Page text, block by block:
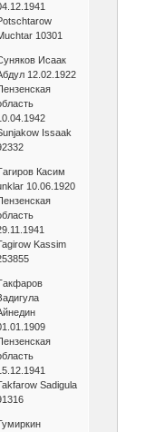
10301
Исаак
12.02.1922
Issaak
Касим
10.06.1920
Kassim
Sadigula